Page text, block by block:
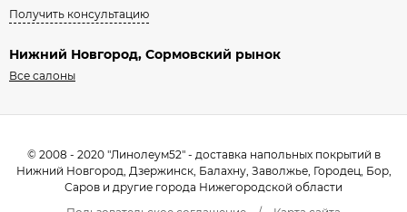
Получить консультацию
Нижний Новгород, Сормовский рынок
Все салоны
© 2008 - 2020 "Линолеум52" - доставка напольных покрытий в
Нижний Новгород, Дзержинск, Балахну, Заволжье, Городец, Бор,
Саров и другие города Нижегородской области